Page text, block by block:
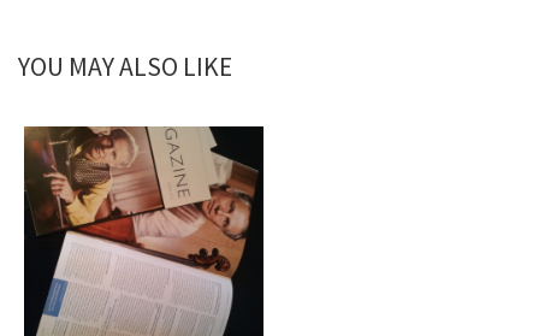
YOU MAY ALSO LIKE